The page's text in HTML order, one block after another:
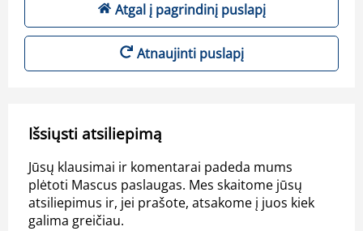
Atgal į pagrindinį puslapį
Atnaujinti puslapį
Išsiųsti atsiliepimą
Jūsų klausimai ir komentarai padeda mums
plėtoti Mascus paslaugas. Mes skaitome jūsų
atsiliepimus ir, jei prašote, atsakome į juos kiek
galima greičiau.